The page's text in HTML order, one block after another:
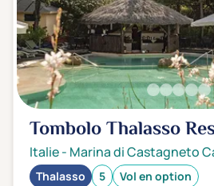
Spécial dos
Prévention santé
Sport
Yoga
Offres spéciales
Vente Flash & Promo
Tombolo Thalasso
Italie- Marina di Castagneto
Thalasso 5 Vol en option